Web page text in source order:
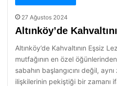
27 Ağustos 2024
Altınköy’de
Altınköy’de Kahvaltının Eşsiz
mutfağının en özel
sabahın başlangıcını değil,
ilişkilerinin pekiştiği bir zamanı